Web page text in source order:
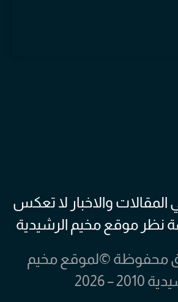
المقالات والاخبار لا تعكس
نظر موقع مخيم الرشيدية
محفوظة ©لموقع مخيم
– 2026